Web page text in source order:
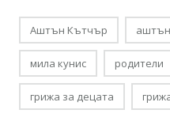
Аштън Кътчър
мила кунис родители
грижа за децата